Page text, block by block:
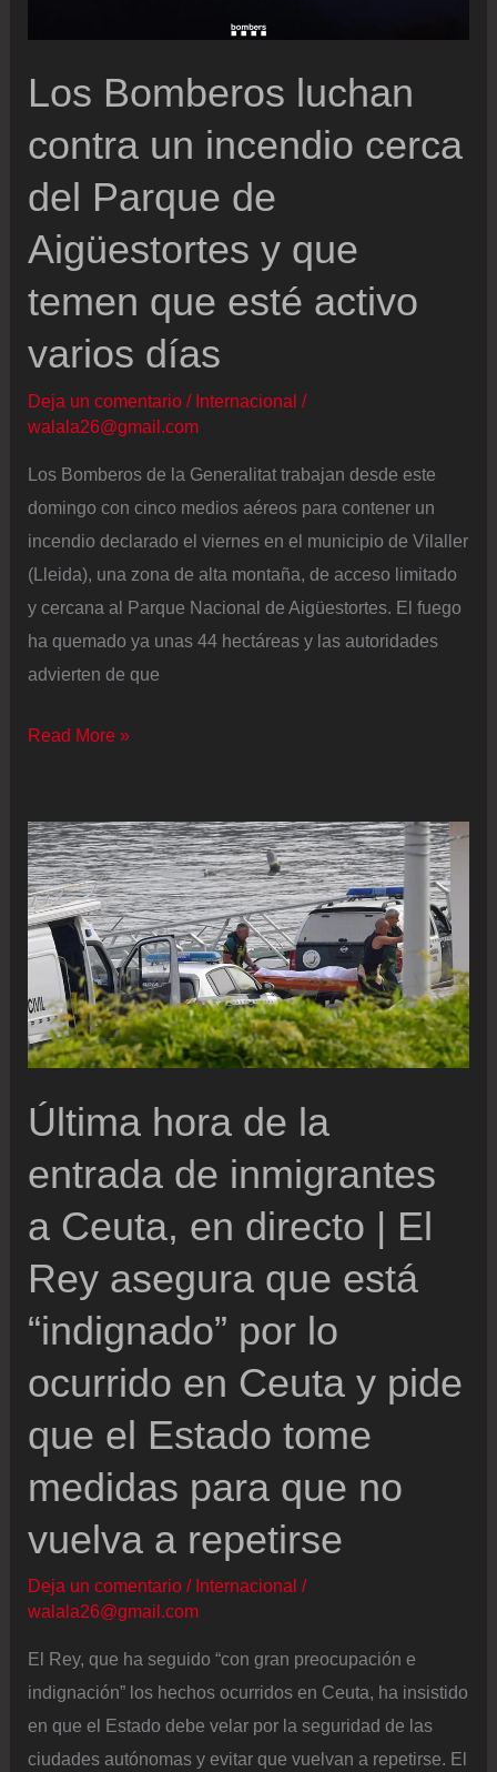
Latina
sus
autoridades
Los Bomberos luchan
contra un incendio cerca
del Parque de
Aigüestortes y que
temen que esté activo
varios días
Deja un comentario / Internacional /
walala26@gmail.com
Los Bomberos de la Generalitat trabajan desde este
domingo con cinco medios aéreos para contener un
incendio declarado el viernes en el municipio de Vilaller
(Lleida), una zona de alta montaña, de acceso limitado
y cercana al Parque Nacional de Aigüestortes. El fuego
ha quemado ya unas 44 hectáreas y las autoridades
advierten de que
Los
contra
un
incendio
cerca
Parque
de
Aigüestortes
que
temen
esté
activo
días
Read More »
Última hora de la
entrada de inmigrantes
a Ceuta, en directo | El
Rey asegura que está
“indignado” por lo
ocurrido en Ceuta y pide
que el Estado tome
medidas para que no
vuelva a repetirse
Deja un comentario / Internacional /
walala26@gmail.com
El Rey, que ha seguido “con gran preocupación e
indignación” los hechos ocurridos en Ceuta, ha insistido
en que el Estado debe velar por la seguridad de las
ciudades autónomas y evitar que vuelvan a repetirse. El